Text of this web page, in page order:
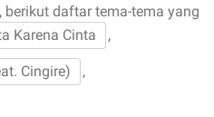
daftar tema-tema yang
Karena Cinta ,
Cingire) ,